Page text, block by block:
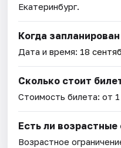
Екатеринбург.
Когда
Дата и время: 18
Сколько стоит
Стоимость билета: от
Есть ли возрастные
Возрастное